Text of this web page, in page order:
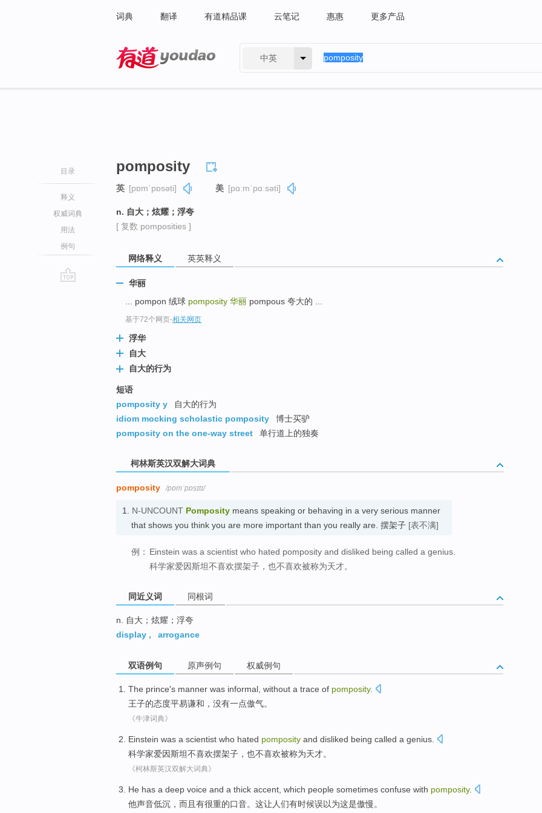
词典 翻译 有道精品课 云笔记 惠惠 更多产品
中英
目录
释义
权威词典
用法
例句
pomposity
英 [pɒmˈpɒsəti] 美 [pɑːmˈpɑːsəti]
n. 自大；炫耀；浮夸
[ 复数 pomposities ]
网络释义 英英释义
华丽
... pompon 绒球 pomposity 华丽 pompous 夸大的 ...
基于72个网页-相关网页
浮华
自大
自大的行为
短语
pomposity y
自大的行为
idiom mocking scholastic pomposity
博士买驴
pomposity on the one-way street
单行道上的独奏
柯林斯英汉双解大词典
pomposity /pɒmˈpɒsɪtɪ/
1. N-UNCOUNT Pomposity means speaking or behaving in a very serious manner
that shows you think you are more important than you really are. 摆架子 [表不满]
例： Einstein was a scientist who hated pomposity and disliked being called a genius.
科学家爱因斯坦不喜欢摆架子，也不喜欢被称为天才。
同近义词 同根词
n. 自大；炫耀；浮夸
display , arrogance
双语例句 原声例句 权威例句
The prince's manner was informal, without a trace of pomposity.
王子的态度平易谦和， 没有一点傲气。
《牛津词典》
Einstein was a scientist who hated pomposity and disliked being called a genius
科学家爱因斯坦不喜欢摆架子 ，也不喜欢被称为天才。
《柯林斯英汉双解大词典》
He has a deep voice and a thick accent which people sometimes confuse with pomposity.
他声音低沉， 而且 有很重的口音。 这让 人们有时候误以为这是傲慢。